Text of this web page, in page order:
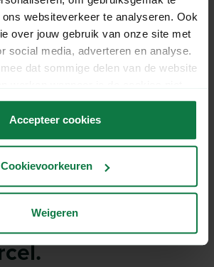
websiteverkeer te analyseren. Ook
over jouw gebruik van onze site met
social media, adverteren en analyse.
dat sommige delen van de website
Accepteer cookies
Cookievoorkeuren
Weigeren
goederen
en exporteren